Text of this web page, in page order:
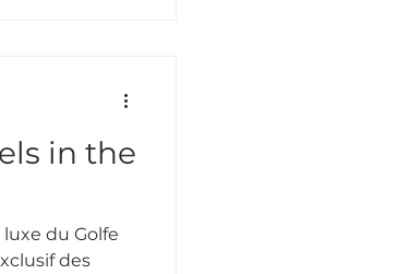
in the
du Golfe
des